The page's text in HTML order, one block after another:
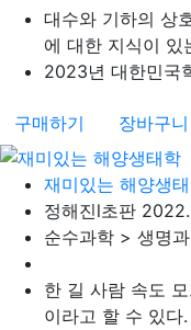
대수와 기하의 상
에 대한 지식이 있
2023년 대한민국
구매하기 장바구
재미있는 해양생
정해진l초판
순수과학 > 생명
한 길 사람 속도
이라고 할 수 있다